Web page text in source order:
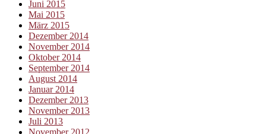
Juni 2015
Mai 2015
März 2015
Dezember 2014
November 2014
Oktober 2014
September 2014
August 2014
Januar 2014
Dezember 2013
November 2013
Juli 2013